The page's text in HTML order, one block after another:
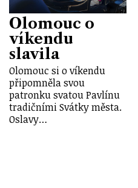
Olomouc o
víkendu
slavila
Olomouc si o víkendu
připomněla svou
patronku svatou Pavlínu
tradičními Svátky města.
Oslavy…